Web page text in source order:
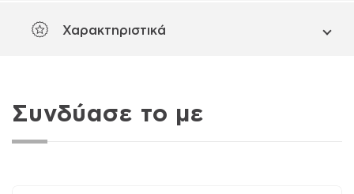
Χαρακτηριστικά
Συνδύασε το με